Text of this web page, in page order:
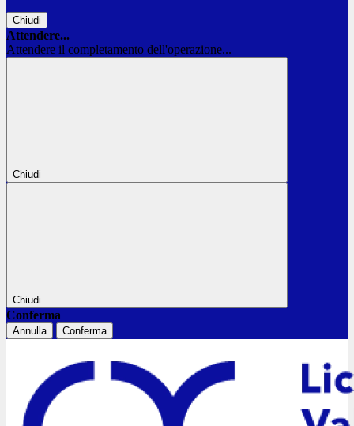
Chiudi
Attendere...
Attendere il completamento dell'operazione...
Chiudi
Chiudi
Conferma
Annulla Conferma